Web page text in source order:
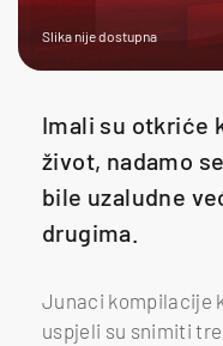
Slika nije dostupna
Imali su otkriće
život, nadamo
bile uzaludne
drugima.
Junaci kompilacije
uspjeli su snimiti